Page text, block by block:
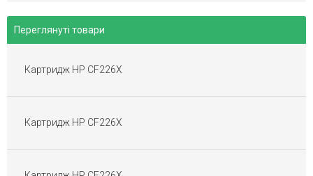
Картриджі Dell
Картриджі Epson
Картриджі Toshiba
Картриджі Gestetner
Картриджі для матричних принтерів
Перезаправні Картриджі
Переглянуті товари
Картридж HP CF226X
Картридж HP CF226X